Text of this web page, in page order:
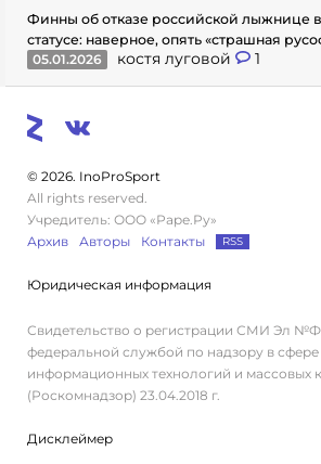
Финны об отказе российской лыжнице
статусе: наверное, опять «страшная
05.01.2026
костя луговой 1
© 2026. InoProSport
All rights reserved.
Учредитель: ООО «Раре.Ру»
Архив
Авторы Контакты RSS
Юридическая информация
Свидетельство о регистрации СМИ Эл
федеральной службой по надзору в сфере
информационных технологий и массовых
(Роскомнадзор) 23.04.2018 г.
Дисклеймер